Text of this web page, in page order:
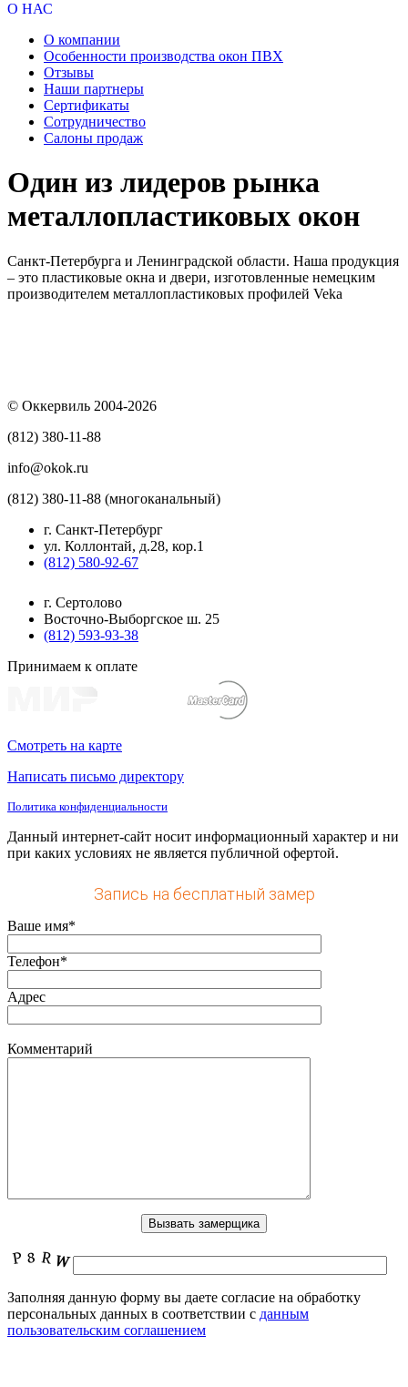
О НАС
О компании
Особенности производства окон ПВХ
Отзывы
Наши партнеры
Сертификаты
Сотрудничество
Салоны продаж
Один из лидеров рынка
металлопластиковых окон
Санкт-Петербурга и Ленинградской области. Наша продукция
– это пластиковые окна и двери, изготовленные немецким
производителем металлопластиковых профилей Veka
© Оккервиль 2004-2026
(812) 380-11-88
info@okok.ru
(812) 380-11-88 (многоканальный)
г. Санкт-Петербург
ул. Коллонтай, д.28, кор.1
(812) 580-92-67
г. Сертолово
Восточно-Выборгское ш. 25
(812) 593-93-38
Принимаем к оплате
Смотреть на карте
Написать письмо директору
Политика конфиденциальности
Данный интернет-сайт носит информационный характер и ни
при каких условиях не является публичной офертой.
Запись на бесплатный замер
Ваше имя*
Телефон*
Адрес
Комментарий
Заполняя данную форму вы даете согласие на обработку
персональных данных в соответствии с данным
пользовательским соглашением